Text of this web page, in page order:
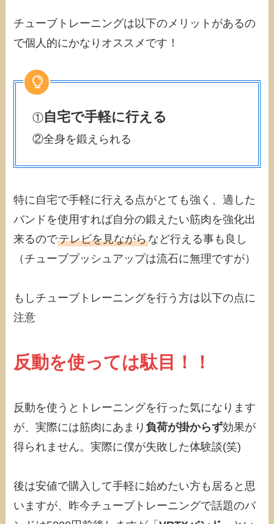
チューブトレーニングは以下のメリットがあるの
で個人的にかなりオススメです！
①自宅で手軽に行える
②全身を鍛えられる
特に自宅で手軽に行える点がとても強く、適した
バンドを使用すれば自分の鍛えたい筋肉を強化出
来るのでテレビを見ながらなど行える事も良し
（チューブプッシュアップは流石に無理ですが）
もしチューブトレーニングを行う方は以下の点に
注意
反動を使っては駄目！！
反動を使うとトレーニングを行った気になります
が、実際には筋肉にあまり負荷が掛からず効果が
得られません。実際に僕が失敗した体験談(笑)
後は安値で購入して手軽に始めたい方も居ると思
いますが、昨今チューブトレーニングで話題のバ